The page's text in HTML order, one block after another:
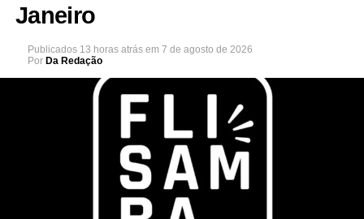
Janeiro
Publicados 13 horas atrás em 7 de agosto de 2026
Por Da Redação